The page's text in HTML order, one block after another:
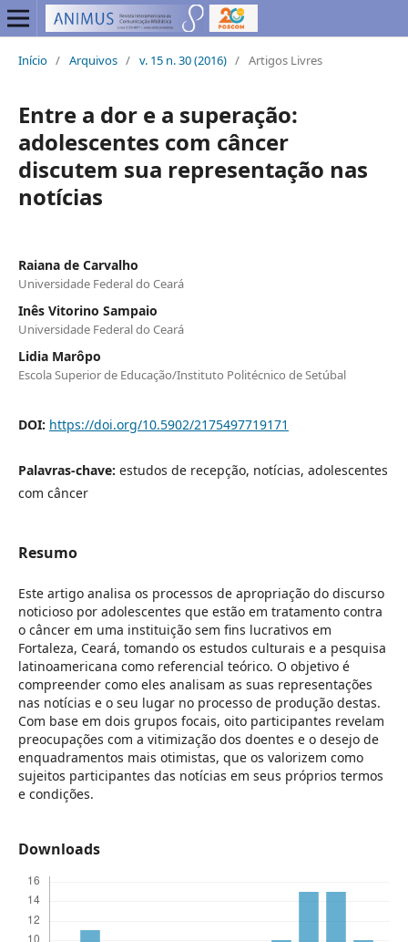
Início / Arquivos / v. 15 n. 30 (2016) / Artigos Livres
Entre a dor e a superação:
adolescentes com câncer
discutem sua representação nas
notícias
Raiana de Carvalho
Universidade Federal do Ceará
Inês Vitorino Sampaio
Universidade Federal do Ceará
Lidia Marôpo
Escola Superior de Educação/Instituto Politécnico de Setúbal
DOI: https://doi.org/10.5902/2175497719171
Palavras-chave: estudos de recepção, notícias, adolescentes
com câncer
Resumo
Este artigo analisa os processos de apropriação do discurso
noticioso por adolescentes que estão em tratamento contra
o câncer em uma instituição sem fins lucrativos em
Fortaleza, Ceará, tomando os estudos culturais e a pesquisa
latinoamericana como referencial teórico. O objetivo é
compreender como eles analisam as suas representações
nas notícias e o seu lugar no processo de produção destas.
Com base em dois grupos focais, oito participantes revelam
preocupações com a vitimização dos doentes e o desejo de
enquadramentos mais otimistas, que os valorizem como
sujeitos participantes das notícias em seus próprios termos
e condições.
Downloads